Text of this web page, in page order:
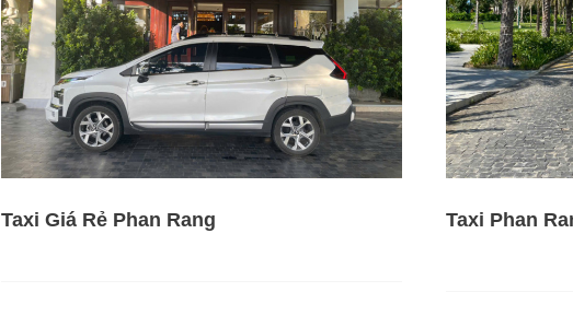
Taxi Giá Rẻ Phan Rang Taxi Phan